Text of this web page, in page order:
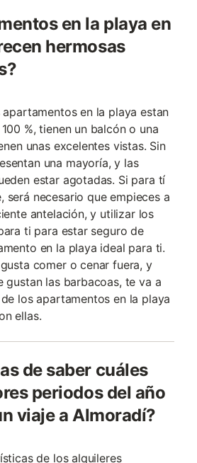
en la playa en
hermosas
en la playa estan
%, tienen un balcón o una
unas excelentes vistas. Sin
una mayoría, y las
estar agotadas. Si para tí
será necesario que empieces a
antelación, y utilizar los
ti para estar seguro de
en la playa ideal para ti.
comer o cenar fuera, y
gustan las barbacoas, te va a
los apartamentos en la playa
ellas.
de saber cuáles
periodos del año
viaje a Almoradí?
de los alquileres